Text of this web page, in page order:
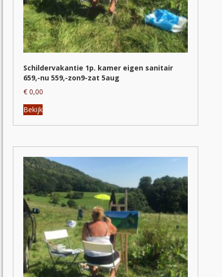
Schildervakantie 1p. kamer eigen sanitair
659,-nu 559,-zon9-zat 5aug
€ 0,00
Bekijk
Dit
product
heeft
variaties.
Deze
optie
kan
gekozen
worden
op
de
productpagina